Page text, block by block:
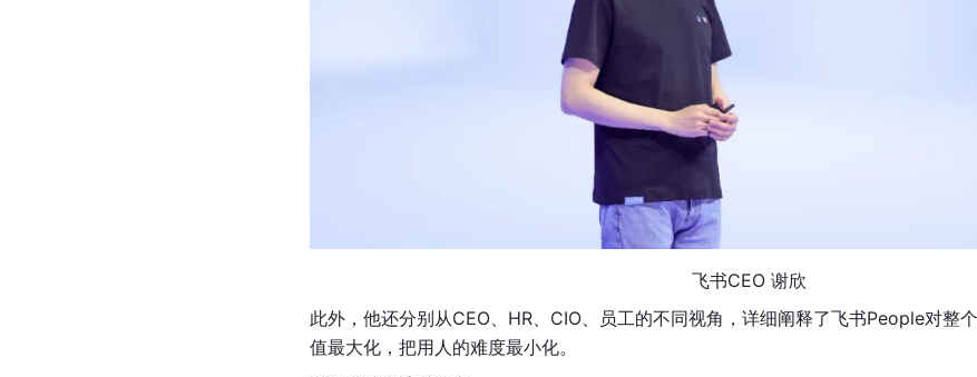
飞书CEO 谢欣
此外，他还分别从CEO、HR、CIO、员工的不同视角，详细阐释了飞书People对整
值最大化，把用人的难度最小化。